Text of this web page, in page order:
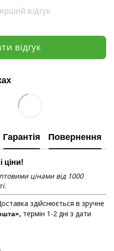
відгук
відгук
Гарантія Повернення
ціни!
цінами від 1000
здійснюється в зручне
термін 1-2 дні з дати